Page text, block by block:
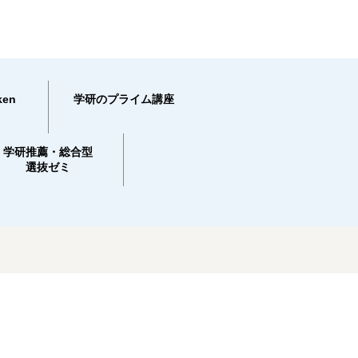
学研のプライム講座
学研推薦・総合型
選抜ゼミ